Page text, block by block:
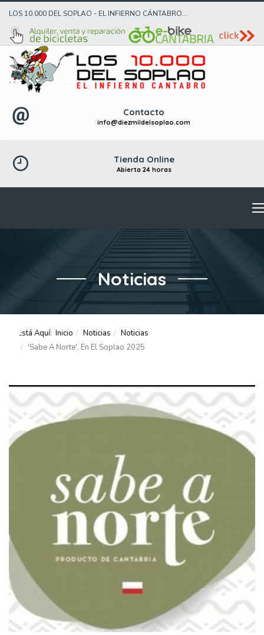
LOS 10.000 DEL SOPLAO - EL INFIERNO CÁNTABRO...
Contacto
info@diezmildelsoplao.com
Tienda Online
Abierta 24 horas
Noticias
Está Aquí: Inicio Noticias
Noticias
'Sabe A Norte', En El Soplao 2025